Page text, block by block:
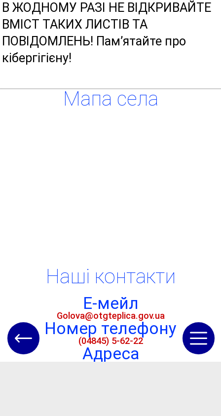
В ЖОДНОМУ РАЗІ НЕ ВІДКРИВАЙТЕ
ВМІСТ ТАКИХ ЛИСТІВ ТА
ПОВІДОМЛЕНЬ! Пам’ятайте про
кібергігієну!
Мапа села
Наші контакти
Е-мейл
Golova@otgteplica.gov.ua
Номер телефону
(04845) 5-62-22
Адреса